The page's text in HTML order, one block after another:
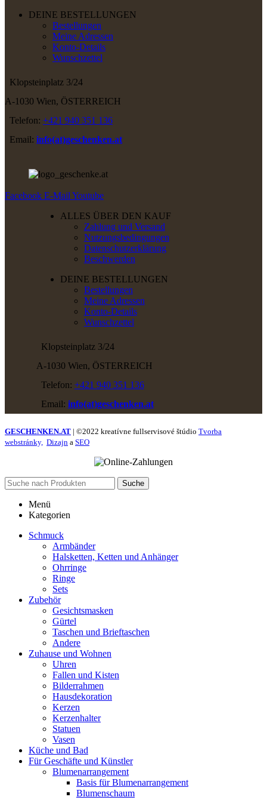
DEINE BESTELLUNGEN
Bestellungen
Meine Adressen
Konto-Details
Wunschzettel
Klopsteinplatz 3/24
A-1030 Wien, ÖSTERREICH
Telefon: +421 940 351 136
Email: info(at)geschenken.at
Facebook E-Mail Youtube
ALLES ÜBER DEN KAUF
Zahlung und Versand
Nutzungsbedingungen
Datenschutzerklärung
Beschwerden
DEINE BESTELLUNGEN
Bestellungen
Meine Adressen
Konto-Details
Wunschzettel
Klopsteinplatz 3/24
A-1030 Wien, ÖSTERREICH
Telefon: +421 940 351 136
Email: info(at)geschenken.at
GESCHENKEN.AT | ©2022 kreatívne fullservisové štúdio Tvorba
webstránky, Dizajn a SEO
Suche
Menü
Kategorien
Schmuck
Armbänder
Halsketten, Ketten und Anhänger
Ohrringe
Ringe
Sets
Zubehör
Gesichtsmasken
Gürtel
Taschen und Brieftaschen
Andere
Zuhause und Wohnen
Uhren
Fallen und Kisten
Bilderrahmen
Hausdekoration
Kerzen
Kerzenhalter
Statuen
Vasen
Küche und Bad
Für Geschäfte und Künstler
Blumenarrangement
Basis für Blumenarrangement
Blumenschaum